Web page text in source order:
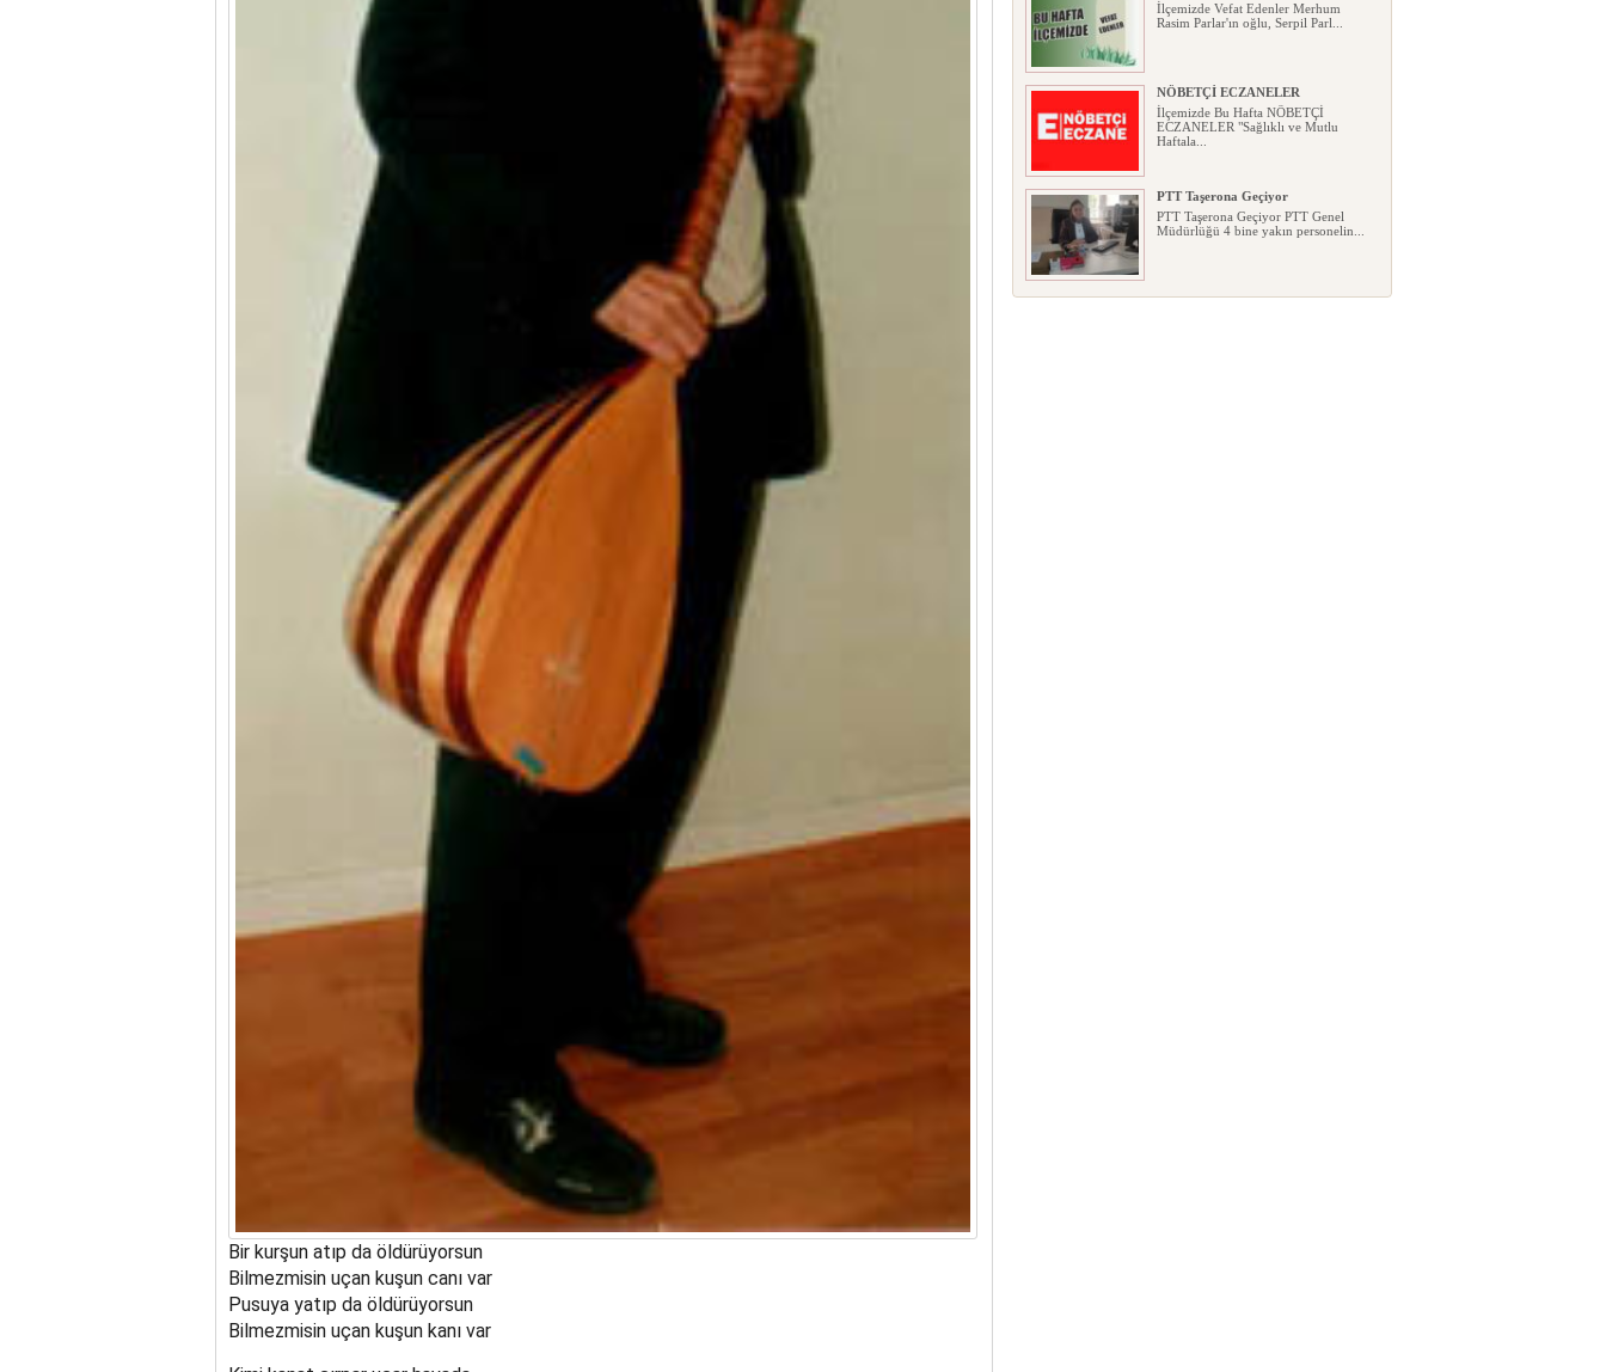
Bir kurşun atıp da öldürüyorsun
Bilmezmisin uçan kuşun canı var
Pusuya yatıp da öldürüyorsun
Bilmezmisin uçan kuşun kanı var
İlçemizde Vefat Edenler Merhum
Rasim Parlar'ın oğlu, Serpil Parl...
NÖBETÇİ ECZANELER
İlçemizde Bu Hafta NÖBETÇİ
ECZANELER "Sağlıklı ve Mutlu
Haftala...
PTT Taşerona Geçiyor
PTT Taşerona Geçiyor PTT Genel
Müdürlüğü 4 bine yakın personelin...
Erhan Parlar vefat etti